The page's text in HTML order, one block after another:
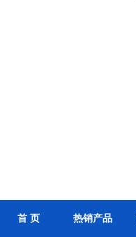
首 页 热销产品